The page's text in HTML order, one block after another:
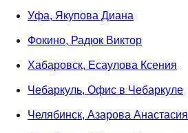
Уфа, Якупова Диана
Фокино, Радюк Виктор
Хабаровск, Есаулова Ксения
Чебаркуль, Офис в Чебаркуле
Челябинск, Азарова Анастасия